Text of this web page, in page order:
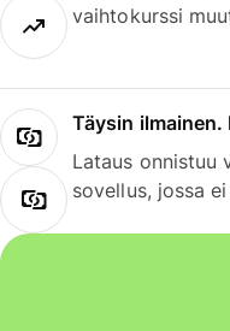
vaihtokurssi
Täysin ilmainen.
Lataus onnistuu
sovellus, jossa